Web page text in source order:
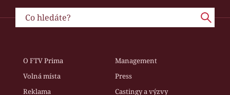
O FTV Prima
Management
Volná místa
Press
Reklama
Castingy a výzvy